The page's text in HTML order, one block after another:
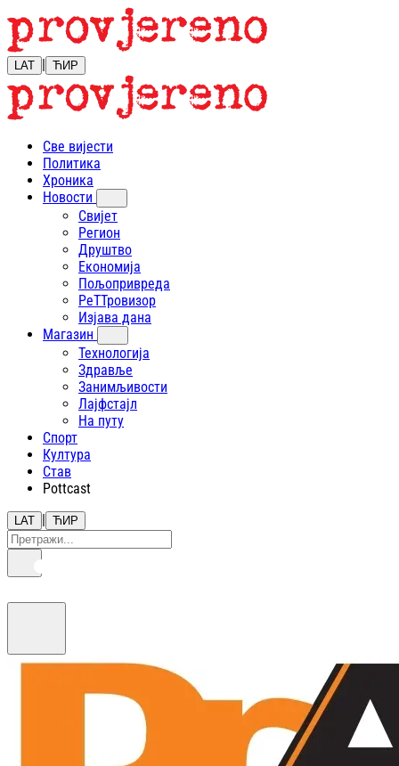
LAT | ЋИР
Све вијести
Политика
Хроника
Новости
Свијет
Регион
Друштво
Економија
Пољопривреда
РеТТровизор
Изјава дана
Магазин
Технологија
Здравље
Занимљивости
Лајфстajл
На путу
Спорт
Култура
Став
Pottcast
LAT | ЋИР